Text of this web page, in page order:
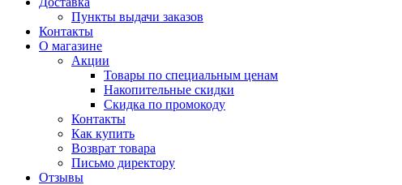
Пункты выдачи заказов
Контакты
О магазине
Акции
Товары по специальным ценам
Накопительные скидки
Скидка по промокоду
Контакты
Как купить
Возврат товара
Письмо директору
Отзывы